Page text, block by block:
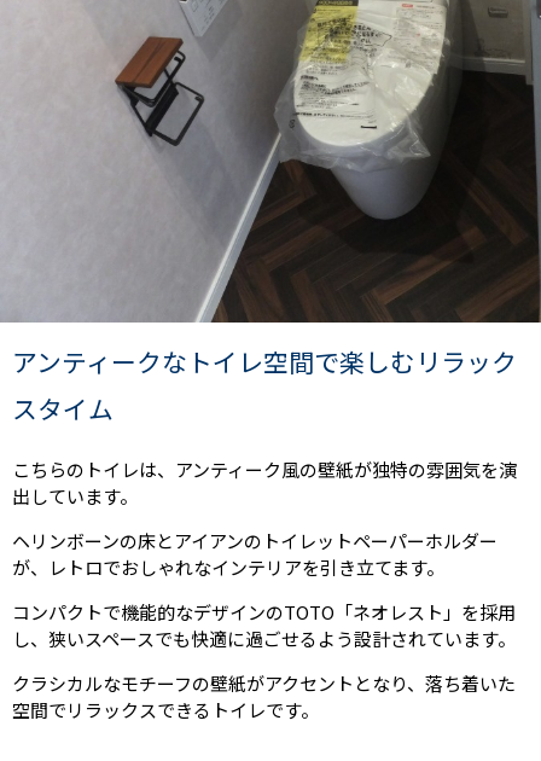
アンティークなトイレ空間で楽しむリラック
スタイム
こちらのトイレは、アンティーク風の壁紙が独特の雰囲気を演
出しています。
ヘリンボーンの床とアイアンのトイレットペーパーホルダー
が、レトロでおしゃれなインテリアを引き立てます。
コンパクトで機能的なデザインのTOTO「ネオレスト」を採用
し、狭いスペースでも快適に過ごせるよう設計されています。
クラシカルなモチーフの壁紙がアクセントとなり、落ち着いた
空間でリラックスできるトイレです。